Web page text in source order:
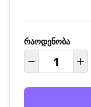
რაოდენობა